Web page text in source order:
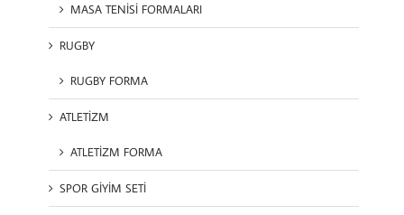
MASA TENİSİ FORMALARI
RUGBY
RUGBY FORMA
ATLETİZM
ATLETİZM FORMA
SPOR GİYİM SETİ